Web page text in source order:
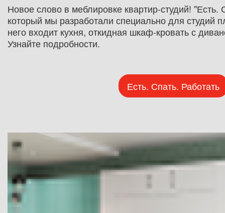
Новое слово в меблировке квартир-студий! "Есть.
который мы разработали специально для студий
него входит кухня, откидная шкаф-кровать с
Узнайте подробности.
Есть. Спать. Работать